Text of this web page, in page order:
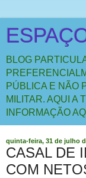
BLOG
PÚBLICA E NÃO
MILITAR. AQUI A
INFORMAÇÃO
quinta-feira, 31 de julho
CASAL DE
COM